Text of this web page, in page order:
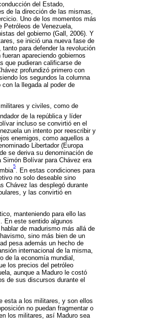
del Estado,
de la dirección de las mismas,
Uno de los momentos más
de Venezuela,
del gobierno (Gall, 2006). Y
se inició una nueva fase de
para defender la revolución
apareciendo gobiernos
que pudieran calificarse de
profundizó primero con
los segundos la columna
la llegada al poder de
y civiles, como de
de la república y líder
incluso se convirtió en el
un intento por reescribir y
enemigos, como aquellos a
Libertador (Europa
se deriva su denominación de
Bolívar para Chávez era
5
. En estas condiciones para
no solo deseable sino
Chávez las desplegó durante
y las convirtió en
manteniendo para ello las
En este sentido algunos
de madurismo más allá de
sino más bien de un
pesa además un hecho de
internacional de la misma,
de la economía mundial,
los precios del petróleo
aunque a Maduro le costó
de sus discursos durante el
esta a los militares, y son ellos
no puedan fragmentar o
los militares, así Maduro sea